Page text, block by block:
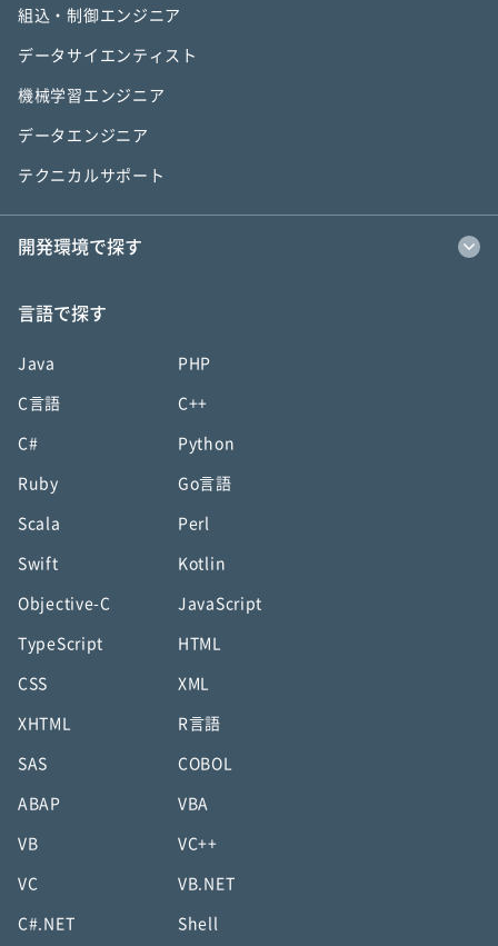
組込・制御エンジニア
データサイエンティスト
機械学習エンジニア
データエンジニア
テクニカルサポート
開発環境で探す
言語で探す
Java PHP
C言語 C++
C# Python
Ruby Go言語
Scala Perl
Swift Kotlin
Objective-C JavaScript
TypeScript HTML
CSS XML
XHTML R言語
SAS COBOL
ABAP VBA
VB VC++
VC VB.NET
C#.NET Shell